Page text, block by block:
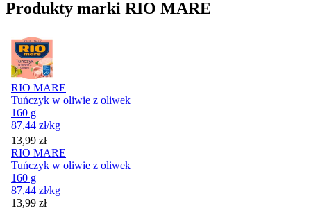
Produkty marki RIO MARE
RIO MARE
Tuńczyk w oliwie z oliwek
160 g
87,44 zł/kg
Cena
13,99 zł
RIO MARE
Tuńczyk w oliwie z oliwek
160 g
87,44 zł/kg
Cena
13,99 zł